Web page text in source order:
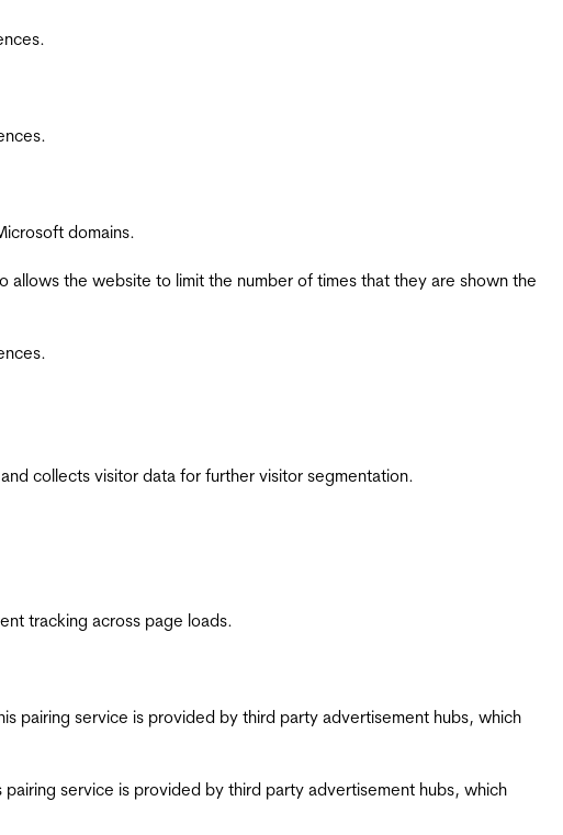
domains.
the website to limit the number of times that they are shown the
collects visitor data for further visitor segmentation.
tracking across page loads.
pairing service is provided by third party advertisement hubs, which
service is provided by third party advertisement hubs, which